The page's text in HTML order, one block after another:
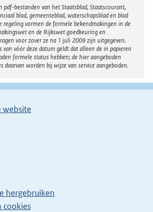
pdf-bestanden van het Staatsblad, Staatscourant,
blad, gemeenteblad, waterschapsblad en blad
regeling vormen de formele bekendmakingen in de
en de Rijkswet goedkeuring en
voor zover ze na 1 juli 2009 zijn uitgegeven.
van vóór deze datum geldt dat alleen de in papieren
formele status hebben; de hier aangeboden
daarvan worden bij wijze van service aangeboden.
website
hergebruiken
cookies